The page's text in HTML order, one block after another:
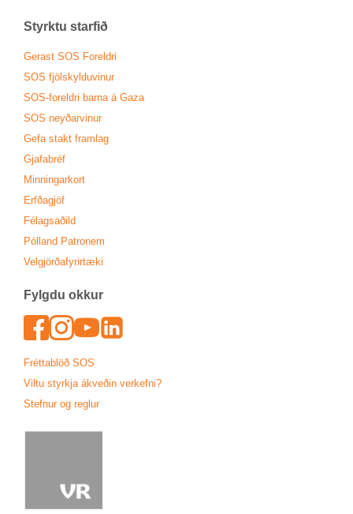
Styrktu starf­ið
Ger­ast SOS For­eldri
SOS fjöl­skyldu­vin­ur
SOS-for­eldri barna á Gaza
SOS neyð­ar­vin­ur
Gefa stakt fram­lag
Gjafa­bréf
Minn­ing­ar­kort
Erfða­gjöf
Fé­lags­að­ild
Pól­land Patronem
Vel­gjörða­fyr­ir­tæki
Fylgdu okk­ur
Face­book
In­sta­gram
Youtu­be
Lin­ked­In
Frétta­blöð SOS
Viltu styrkja ákveð­in verk­efni?
Stefn­ur og regl­ur